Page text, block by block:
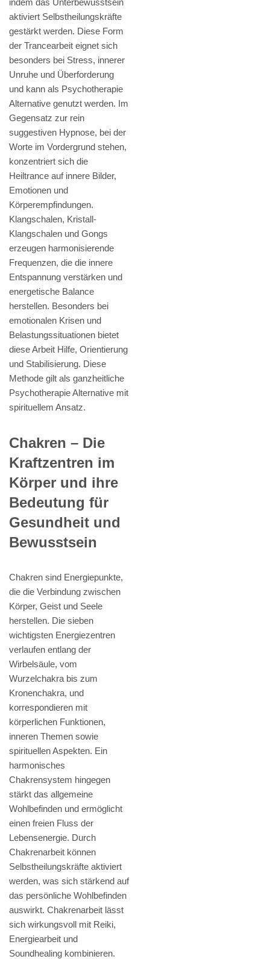
aktiviert Selbstheilungskräfte
gestärkt werden. Diese Form
der Trancearbeit eignet sich
besonders bei Stress, innerer
Unruhe und Überforderung
und kann als Psychotherapie
Alternative genutzt werden. Im
Gegensatz zur rein
suggestiven Hypnose, bei der
Worte im Vordergrund stehen,
konzentriert sich die
Heiltrance auf innere Bilder,
Emotionen und
Körperempfindungen.
Klangschalen, Kristall-
Klangschalen und Gongs
erzeugen harmonisierende
Frequenzen, die die innere
Entspannung verstärken und
energetische Balance
herstellen. Besonders bei
emotionalen Krisen und
Belastungssituationen bietet
diese Arbeit Hilfe, Orientierung
und Stabilisierung. Diese
Methode gilt als ganzheitliche
Psychotherapie Alternative mit
spirituellem Ansatz.
Chakren – Die
Kraftzentren im
Körper und ihre
Bedeutung für
Gesundheit und
Bewusstsein
Chakren sind Energiepunkte,
die die Verbindung zwischen
Körper, Geist und Seele
herstellen. Die sieben
wichtigsten Energiezentren
verlaufen entlang der
Wirbelsäule, vom
Wurzelchakra bis zum
Kronenchakra, und
korrespondieren mit
körperlichen Funktionen,
inneren Themen sowie
spirituellen Aspekten. Ein
harmonisches
Chakrensystem hingegen
stärkt das allgemeine
Wohlbefinden und ermöglicht
einen freien Fluss der
Lebensenergie. Durch
Chakrenarbeit können
Selbstheilungskräfte aktiviert
werden, was sich stärkend auf
das persönliche Wohlbefinden
auswirkt. Chakrenarbeit lässt
sich wirkungsvoll mit Reiki,
Energiearbeit und
Soundhealing kombinieren.